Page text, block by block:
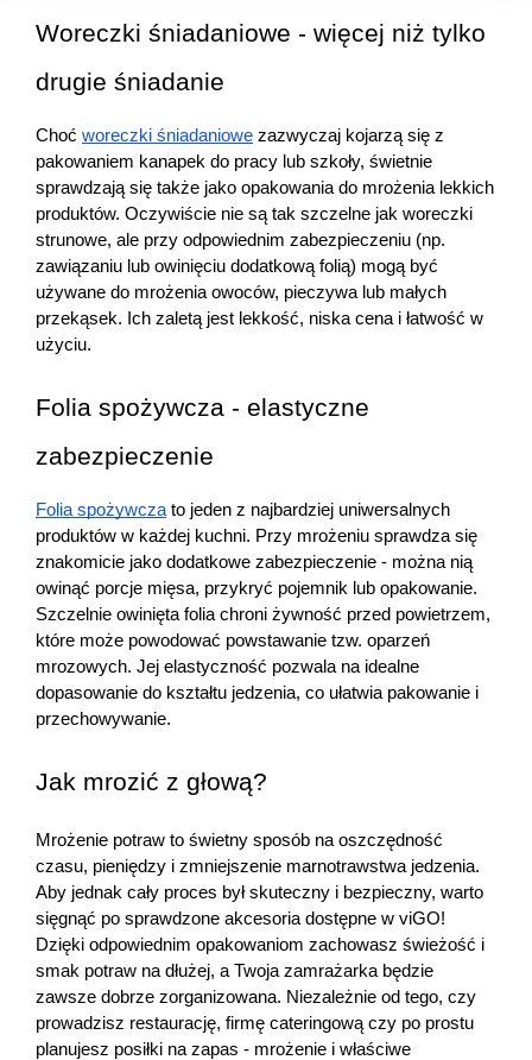
Woreczki śniadaniowe - więcej niż tylko
drugie śniadanie
Choć woreczki śniadaniowe zazwyczaj kojarzą się z
pakowaniem kanapek do pracy lub szkoły, świetnie
sprawdzają się także jako opakowania do mrożenia lekkich
produktów. Oczywiście nie są tak szczelne jak woreczki
strunowe, ale przy odpowiednim zabezpieczeniu (np.
zawiązaniu lub owinięciu dodatkową folią) mogą być
używane do mrożenia owoców, pieczywa lub małych
przekąsek. Ich zaletą jest lekkość, niska cena i łatwość w
użyciu.
Folia spożywcza - elastyczne
zabezpieczenie
Folia spożywcza to jeden z najbardziej uniwersalnych
produktów w każdej kuchni. Przy mrożeniu sprawdza się
znakomicie jako dodatkowe zabezpieczenie - można nią
owinąć porcje mięsa, przykryć pojemnik lub opakowanie.
Szczelnie owinięta folia chroni żywność przed powietrzem,
które może powodować powstawanie tzw. oparzeń
mrozowych. Jej elastyczność pozwala na idealne
dopasowanie do kształtu jedzenia, co ułatwia pakowanie i
przechowywanie.
Jak mrozić z głową?
Mrożenie potraw to świetny sposób na oszczędność
czasu, pieniędzy i zmniejszenie marnotrawstwa jedzenia.
Aby jednak cały proces był skuteczny i bezpieczny, warto
sięgnąć po sprawdzone akcesoria dostępne w viGO!
Dzięki odpowiednim opakowaniom zachowasz świeżość i
smak potraw na dłużej, a Twoja zamrażarka będzie
zawsze dobrze zorganizowana. Niezależnie od tego, czy
prowadzisz restaurację, firmę cateringową czy po prostu
planujesz posiłki na zapas - mrożenie i właściwe